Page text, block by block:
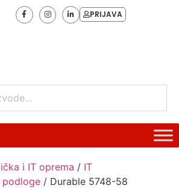
PRIJAVA
i IT oprema / IT
podloge / Durable 5748-58